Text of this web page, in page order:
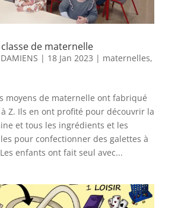
de maternelle
| 18 Jan 2023 | maternelles,
moyens de maternelle ont fabriqué
Z. Ils en ont profité pour découvrir la
et tous les ingrédients et les
pour confectionner des galettes à
enfants ont fait seul avec...